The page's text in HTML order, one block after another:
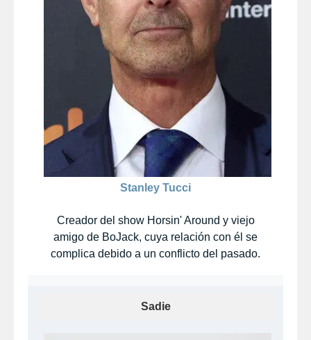
Stanley Tucci
Creador del show Horsin' Around y viejo
amigo de BoJack, cuya relación con él se
complica debido a un conflicto del pasado.
Sadie